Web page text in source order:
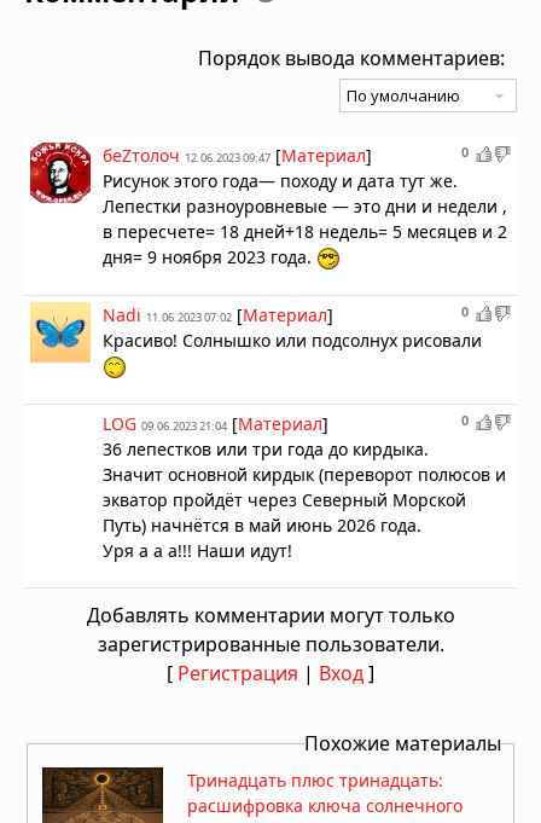
Порядок вывода комментариев:
0
беZтолоч 12.06.2023 09:47 [Материал]
Рисунок этого года— походу и дата тут же.
Лепестки разноуровневые — это дни и недели ,
в пересчете= 18 дней+18 недель= 5 месяцев и 2
дня= 9 ноября 2023 года.
0
Nadi 11.06.2023 07:02 [Материал]
Красиво! Солнышко или подсолнух рисовали
0
LOG 09.06.2023 21:04 [Материал]
36 лепестков или три года до кирдыка.
Значит основной кирдык (переворот полюсов и
экватор пройдёт через Северный Морской
Путь) начнётся в май июнь 2026 года.
Уря а а а!!! Наши идут!
Добавлять комментарии могут только
зарегистрированные пользователи.
[ Регистрация | Вход]
Похожие материалы
Тринадцать плюс тринадцать:
расшифровка ключа солнечного